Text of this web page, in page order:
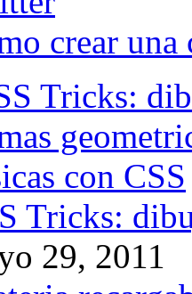
crear una
Tricks:
29, 2011